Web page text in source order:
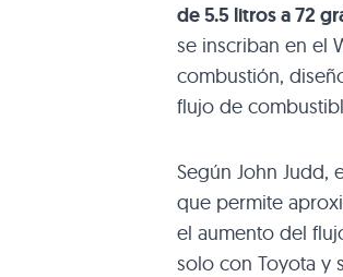
de 5.5 litros a 72
se inscriban en el
combustión,
flujo de
Según John Judd,
que permite
el aumento del
solo con Toyota y